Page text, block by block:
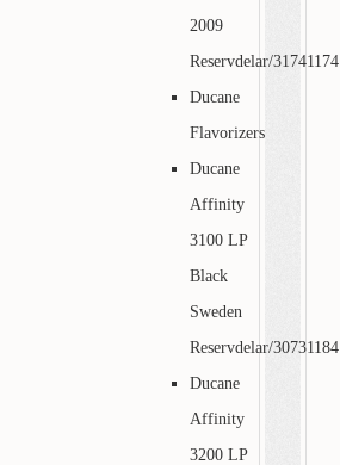
2009
Reservdelar/31741174
Ducane
Flavorizers
Ducane
Affinity
3100 LP
Black
Sweden
Reservdelar/30731184
Ducane
Affinity
3200 LP